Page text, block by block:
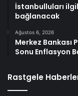
İstanbulluları
bağlanacak
Ağustos 6, 2026
Merkez Bankası
Sonu Enflasyon
Rastgele